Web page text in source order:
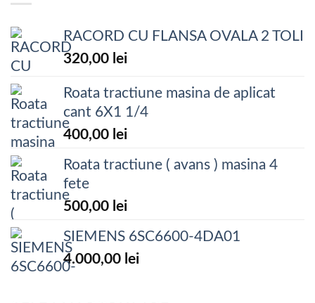
RACORD CU FLANSA OVALA 2 TOLI
320,00 lei
Roata tractiune masina de aplicat
cant 6X1 1/4
400,00 lei
Roata tractiune ( avans ) masina 4
fete
500,00 lei
SIEMENS 6SC6600-4DA01
4.000,00 lei